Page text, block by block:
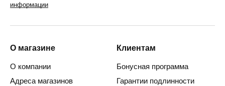
информации
О магазине
О компании
Адреса магазинов
Клиентам
Бонусная программа
Гарантии подлинности